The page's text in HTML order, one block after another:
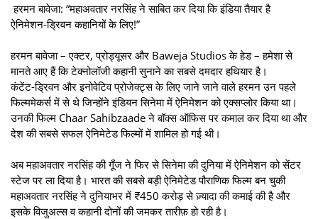
हरमन बावेजा: “महाअवतार नरसिंह ने साबित कर दिया कि इंडिया तैयार है
ऐनिमेशन-ड्रिवन कहानियों के लिए!”
हरमन बावेजा – एक्टर, प्रोड्यूसर और Baweja Studios के हेड – हमेशा से
मानते आए हैं कि टेक्नोलॉजी कहानी सुनाने का सबसे दमदार हथियार है।
कंटेंट-ड्रिवन और इनोवेटिव प्रोजेक्ट्स के लिए जाने जाने वाले हरमन उन पहले
फिल्ममेकर्स में से थे जिन्होंने इंडियन सिनेमा में ऐनिमेशन को एक्सप्लोर किया था।
उनकी फिल्म Chaar Sahibzaade ने बॉक्स ऑफिस पर कमाल कर दिया था और
देश की सबसे सफल ऐनिमेटेड फिल्मों में शामिल हो गई थी।
अब महाअवतार नरसिंह की गूँज ने फिर से सिनेमा की दुनिया में ऐनिमेशन को सेंटर
स्टेज पर ला दिया है। भारत की सबसे बड़ी ऐनिमेटेड पौराणिक फिल्म बन चुकी
महाअवतार नरसिंह ने दुनियाभर में ₹450 करोड़ से ज़्यादा की कमाई की है और
इसके विजुअल्स व कहानी दोनों की जमकर तारीफ़ हो रही है।